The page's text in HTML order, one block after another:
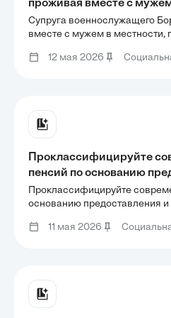
проживая вместе с
могла быть
(она педагог), не
уходом за младшим сыном
страдающим
Супруга военнослужащего
вместе с мужем в местности,
работает, поскольку занята
12 мая 2026
Проклассифицируйте
пенсий по основанию
источнику
соответствующую схему.
назначения, виды и
государственных,
Проклассифицируйте
основанию предоставления и
Раскройте условия
11 мая 2026